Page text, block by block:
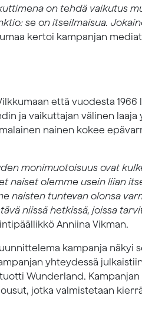
on tehdä vaikutus
se on itseilmaisua.
kertoi kampanjan
että vuodesta
ja vaikuttajan välinen
nainen kokee
monimuotoisuus ovat
naiset olemme usein liian
naisten tuntevan olonsa
niissä hetkissä, joissa
Anniina Vikman.
kampanja näkyi
yhteydessä
Wunderland.
jotka valmistetaan